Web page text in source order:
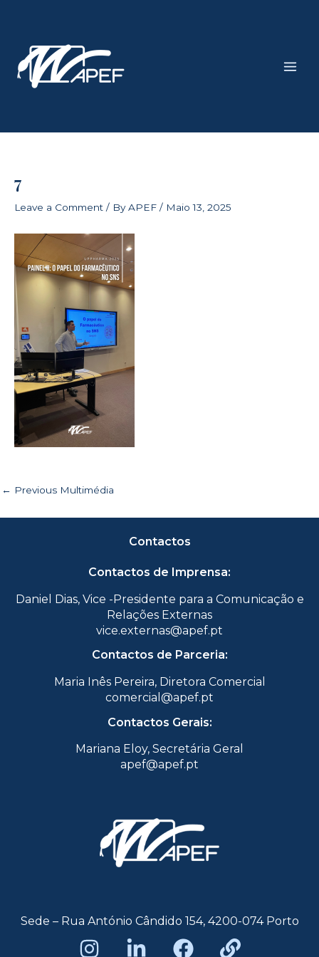
7
Leave a Comment / ByAPEF / Maio 13, 2025
← Previous Multimédia
Contactos
Contactos de Imprensa:
Daniel Dias, Vice -Presidente para a Comunicação e
Relações Externas
vice.externas@apef.pt
Contactos de Parceria:
Maria Inês Pereira, Diretora Comercial
comercial@apef.pt
Contactos Gerais:
Mariana Eloy, Secretária Geral
apef@apef.pt
Sede – Rua António Cândido 154, 4200-074 Porto